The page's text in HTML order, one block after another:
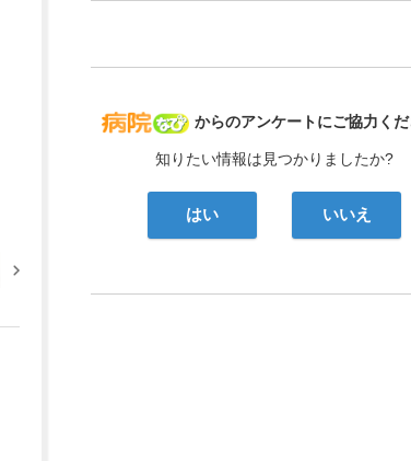
病院なび
からのアンケートにご協力くだ
知りたい情報は見つかりましたか?
はい いいえ